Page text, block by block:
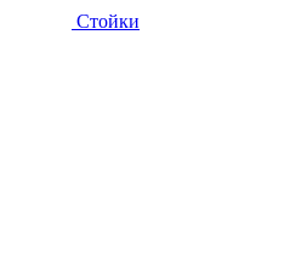
Стойки